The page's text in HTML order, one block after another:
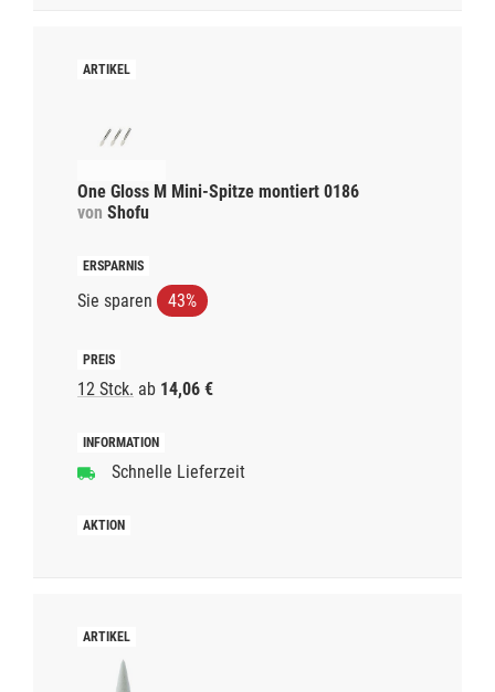
One Gloss M Mini-Spitze montiert 0186
von Shofu
Sie sparen 43%
12 Stck. ab 14,06 €
Schnelle Lieferzeit